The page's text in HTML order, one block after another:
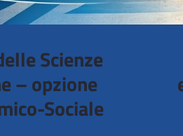
Scienze
– opzione
Sociale